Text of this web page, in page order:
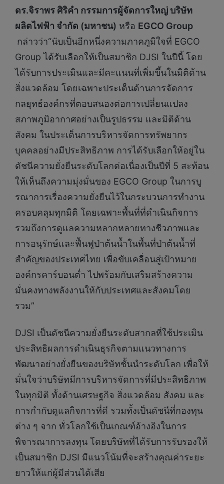
ดร.จิราพร ศิริคำ กรรมการผู้จัดการใหญ่ บริษัท
ผลิตไฟฟ้า จำกัด (มหาชน) หรือ EGCO Group
กล่าวว่า“นับเป็นอีกหนึ่งความภาคภูมิใจที่ EGCO
Group ได้รับเลือกให้เป็นสมาชิก DJSI ในปีนี้ โดย
ได้รับการประเมินและมีคะแนนที่เพิ่มขึ้นในมิติด้าน
สิ่งแวดล้อม โดยเฉพาะประเด็นด้านการจัดการ
กลยุทธ์องค์กรที่ตอบสนองต่อการเปลี่ยนแปลง
สภาพภูมิอากาศอย่างเป็นรูปธรรม และมิติด้าน
สังคม ในประเด็นการบริหารจัดการทรัพยากร
บุคคลอย่างมีประสิทธิภาพ การได้รับเลือกให้อยู่ใน
ดัชนีความยั่งยืนระดับโลกต่อเนื่องเป็นปีที่ 5 สะท้อน
ให้เห็นถึงความมุ่งมั่นของ EGCO Group ในการบู
รณาการเรื่องความยั่งยืนไว้ในกระบวนการทำงาน
ครอบคลุมทุกมิติ โดยเฉพาะพื้นที่ที่ดำเนินกิจการ
รวมถึงการดูแลความหลากหลายทางชีวภาพและ
การอนุรักษ์และฟื้นฟูป่าต้นน้ำในพื้นที่ป่าต้นน้ำที่
สำคัญของประเทศไทย เพื่อขับเคลื่อนสู่เป้าหมาย
องค์กรคาร์บอนต่ำ ไปพร้อมกับเสริมสร้างความ
มั่นคงทางพลังงานให้กับประเทศและสังคมโดย
รวม”
DJSI เป็นดัชนีความยั่งยืนระดับสากลที่ใช้ประเมิน
ประสิทธิผลการดำเนินธุรกิจตามแนวทางการ
พัฒนาอย่างยั่งยืนของบริษัทชั้นนำระดับโลก เพื่อให้
มั่นใจว่าบริษัทมีการบริหารจัดการที่มีประสิทธิภาพ
ในทุกมิติ ทั้งด้านเศรษฐกิจ สิ่งแวดล้อม สังคม และ
การกำกับดูแลกิจการที่ดี รวมทั้งเป็นดัชนีที่กองทุน
ต่าง ๆ จาก ทั่วโลกใช้เป็นเกณฑ์อ้างอิงในการ
พิจารณาการลงทุน โดยบริษัทที่ได้รับการรับรองให้
เป็นสมาชิก DJSI มีแนวโน้มที่จะสร้างคุณค่าระยะ
ยาวให้แก่ผู้มีส่วนได้เสีย